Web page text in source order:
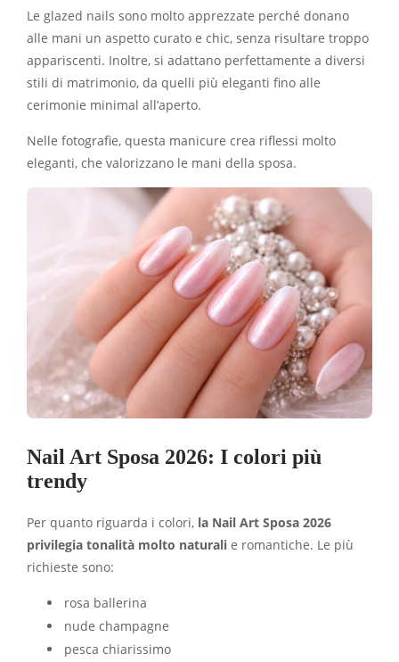
Le glazed nails sono molto apprezzate perché donano
alle mani un aspetto curato e chic, senza risultare troppo
appariscenti. Inoltre, si adattano perfettamente a diversi
stili di matrimonio, da quelli più eleganti fino alle
cerimonie minimal all’aperto.
Nelle fotografie, questa manicure crea riflessi molto
eleganti, che valorizzano le mani della sposa.
Nail Art Sposa 2026: I colori più
trendy
Per quanto riguarda i colori, la Nail Art Sposa 2026
privilegia tonalità molto naturali e romantiche. Le più
richieste sono:
rosa ballerina
nude champagne
pesca chiarissimo